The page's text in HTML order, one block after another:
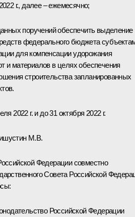
г., далее – ежемесячно;
поручений обеспечить выделение
федерального бюджета
для компенсации удорожания
и материалов в целях обеспечения
строительства запланированных
2022 г. и до 31 октября 2022 г.
М.В.
Федерации совместно
Совета Российской
Российской Федерации